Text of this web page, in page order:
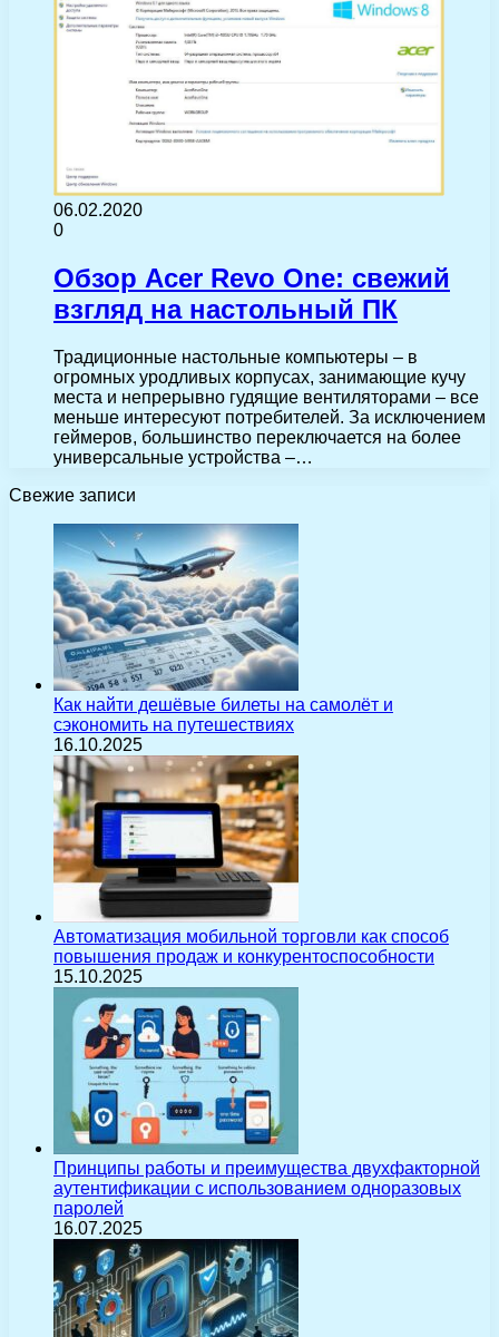
06.02.2020
0
Обзор Acer Revo One: свежий
взгляд на настольный ПК
Традиционные настольные компьютеры – в
огромных уродливых корпусах, занимающие кучу
места и непрерывно гудящие вентиляторами – все
меньше интересуют потребителей. За исключением
геймеров, большинство переключается на более
универсальные устройства –…
Свежие записи
Как найти дешёвые билеты на самолёт и
сэкономить на путешествиях
16.10.2025
Автоматизация мобильной торговли как способ
повышения продаж и конкурентоспособности
15.10.2025
Принципы работы и преимущества двухфакторной
аутентификации с использованием одноразовых
паролей
16.07.2025